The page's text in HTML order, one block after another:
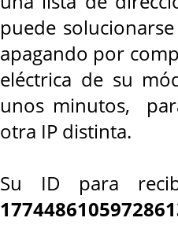
puede
apagando por
eléctrica de su
unos minutos,
otra IP distinta.
Su ID para